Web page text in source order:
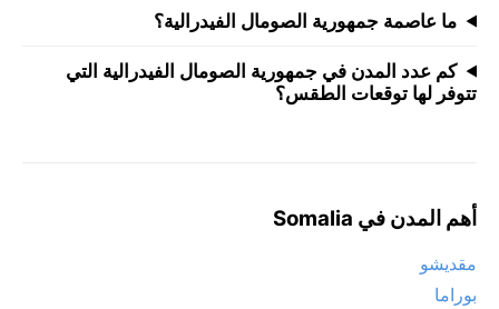
ما عاصمة جمهورية الصومال الفيدرالية؟
كم عدد المدن في جمهورية الصومال الفيدرالية التي
تتوفر لها توقعات الطقس؟
أهم المدن في Somalia
مقديشو
بوراما‎